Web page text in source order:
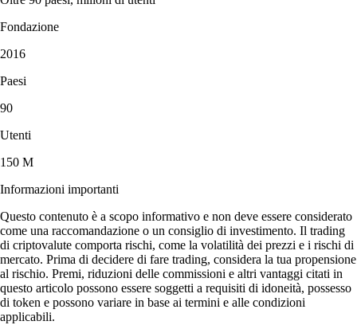
Fondazione
2016
Paesi
90
Utenti
150 M
Informazioni importanti
Questo contenuto è a scopo informativo e non deve essere considerato
come una raccomandazione o un consiglio di investimento. Il trading
di criptovalute comporta rischi, come la volatilità dei prezzi e i rischi di
mercato. Prima di decidere di fare trading, considera la tua propensione
al rischio. Premi, riduzioni delle commissioni e altri vantaggi citati in
questo articolo possono essere soggetti a requisiti di idoneità, possesso
di token e possono variare in base ai termini e alle condizioni
applicabili.